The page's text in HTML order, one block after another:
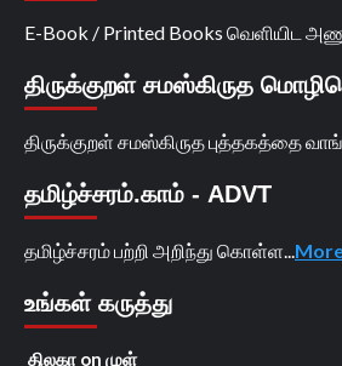
E-Book / Printed Books வெளியிட
திருக்குறள் சமஸ்கிருத
திருக்குறள் சமஸ்கிருத புத்தகத்தை
தமிழ்ச்சரம்.காம் - ADVT
தமிழ்ச்சரம் பற்றி அறிந்து கொள்ள...
உங்கள் கருத்து
திலகா on முள்